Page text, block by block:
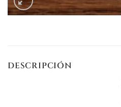
DESCRIPCIÓN